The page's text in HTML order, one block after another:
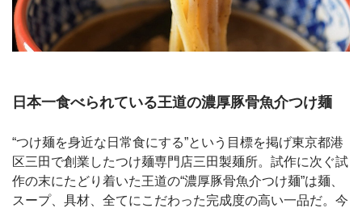
日本一食べられている王道の濃厚豚骨魚介つけ麺
“つけ麺を身近な日常食にする”という目標を掲げ東京都港
区三田で創業したつけ麺専門店三田製麺所。試作に次ぐ試
作の末にたどり着いた王道の“濃厚豚骨魚介つけ麺”は麺、
スープ、具材、全てにこだわった完成度の高い一品だ。今